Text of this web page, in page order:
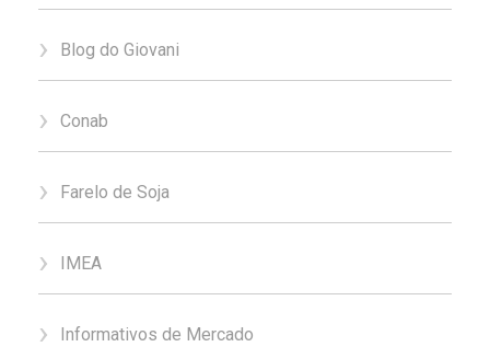
Blog do Giovani
Conab
Farelo de Soja
IMEA
Informativos de Mercado